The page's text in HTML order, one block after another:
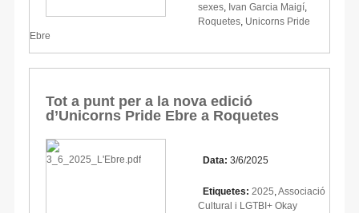
sexes Ivan Garcia Maigí
Roquetes Unicorns Pride
Ebre
Tot a punt per a la nova edició
d’Unicorns Pride Ebre a Roquetes
Data: 3/6/2025
Etiquetes: 2025 Associació
Cultural i LGTBI+ Okay